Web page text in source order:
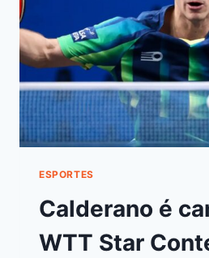
ESPORTES
Calderano é
WTT Star